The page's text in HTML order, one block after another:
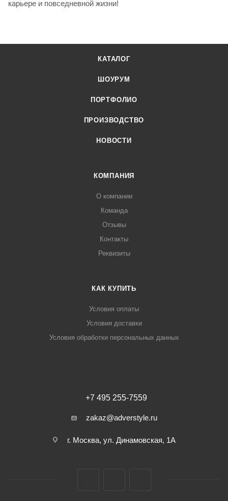
карьере и повседневной жизни!
КАТАЛОГ
ШОУРУМ
ПОРТФОЛИО
ПРОИЗВОДСТВО
НОВОСТИ
КОМПАНИЯ
О компании
Команда
Отзывы
Контакты
Реквизиты
КАК КУПИТЬ
Условия оплаты
Условия доставки
Условия обработки персональных данных
+7 495 255-7559
zakaz@adverstyle.ru
г. Москва, ул. Динамовская, 1А